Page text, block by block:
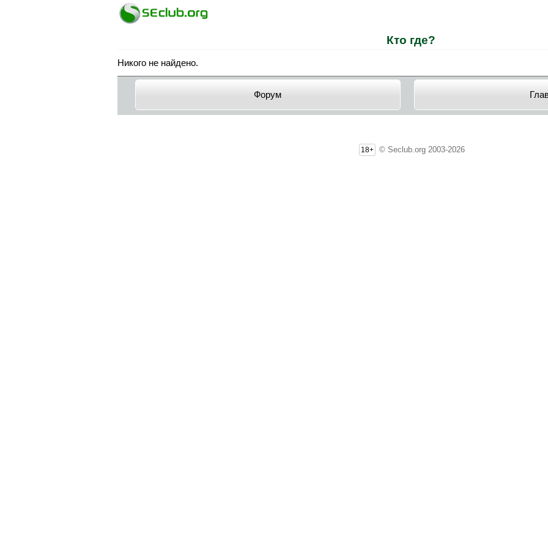
Кто где?
Никого не найдено.
Форум
18+ © Seclub.org 2003-2026